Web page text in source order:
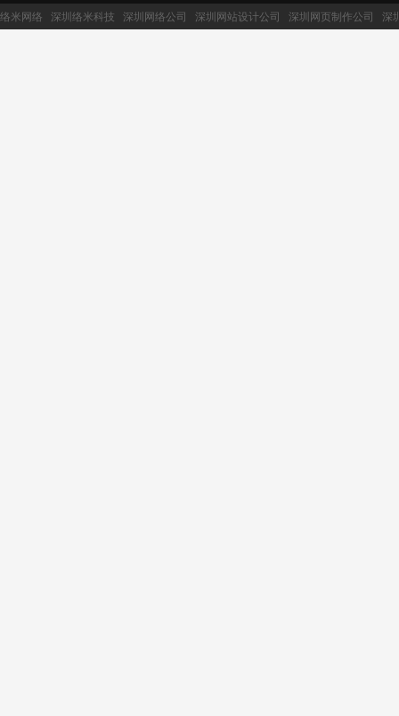
络米网络 深圳络米科技 深圳网络公司 深圳网站设计公司 深圳网页制作公司 深